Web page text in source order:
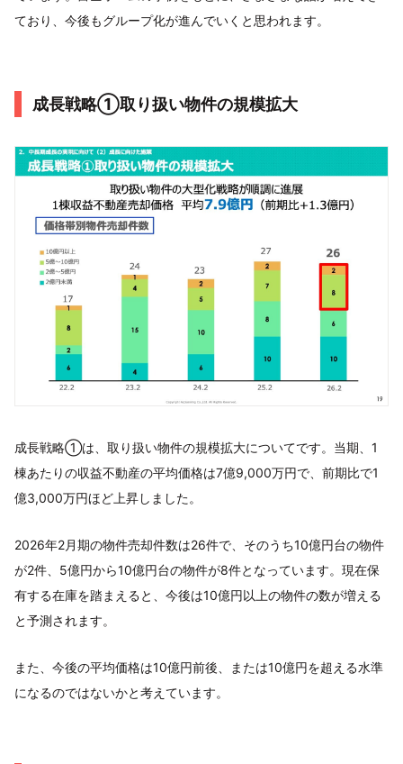
ており、今後もグループ化が進んでいくと思われます。
成長戦略①取り扱い物件の規模拡大
成長戦略①は、取り扱い物件の規模拡大についてです。当期、1
棟あたりの収益不動産の平均価格は7億9,000万円で、前期比で1
億3,000万円ほど上昇しました。
2026年2月期の物件売却件数は26件で、そのうち10億円台の物件
が2件、5億円から10億円台の物件が8件となっています。現在保
有する在庫を踏まえると、今後は10億円以上の物件の数が増える
と予測されます。
また、今後の平均価格は10億円前後、または10億円を超える水準
になるのではないかと考えています。